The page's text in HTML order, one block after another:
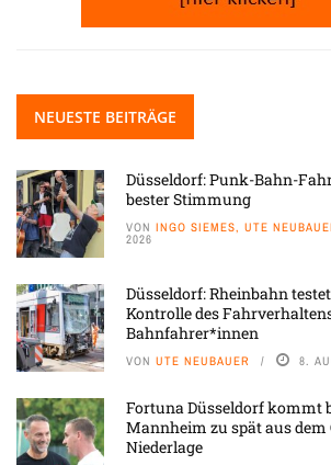
NEUESTE BEITRÄGE
Düsseldorf: Punk-Bahn-
bester Stimmung
VON INGO SIEMES, UTE
2026
Düsseldorf: Rheinbahn
Kontrolle des
Bahnfahrer*innen
VON UTE NEUBAUER 8.
Fortuna Düsseldorf kommt
Mannheim zu spät aus dem
Niederlage